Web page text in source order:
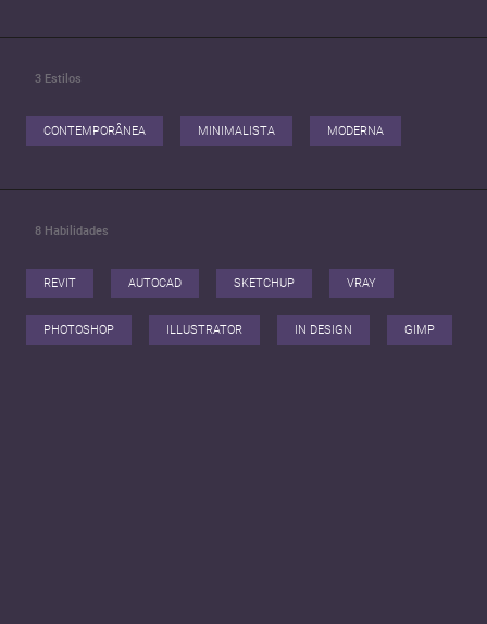
3 Estilos
CONTEMPORÂNEA MINIMALISTA MODERNA
8 Habilidades
REVIT AUTOCAD SKETCHUP VRAY
PHOTOSHOP ILLUSTRATOR IN DESIGN GIMP